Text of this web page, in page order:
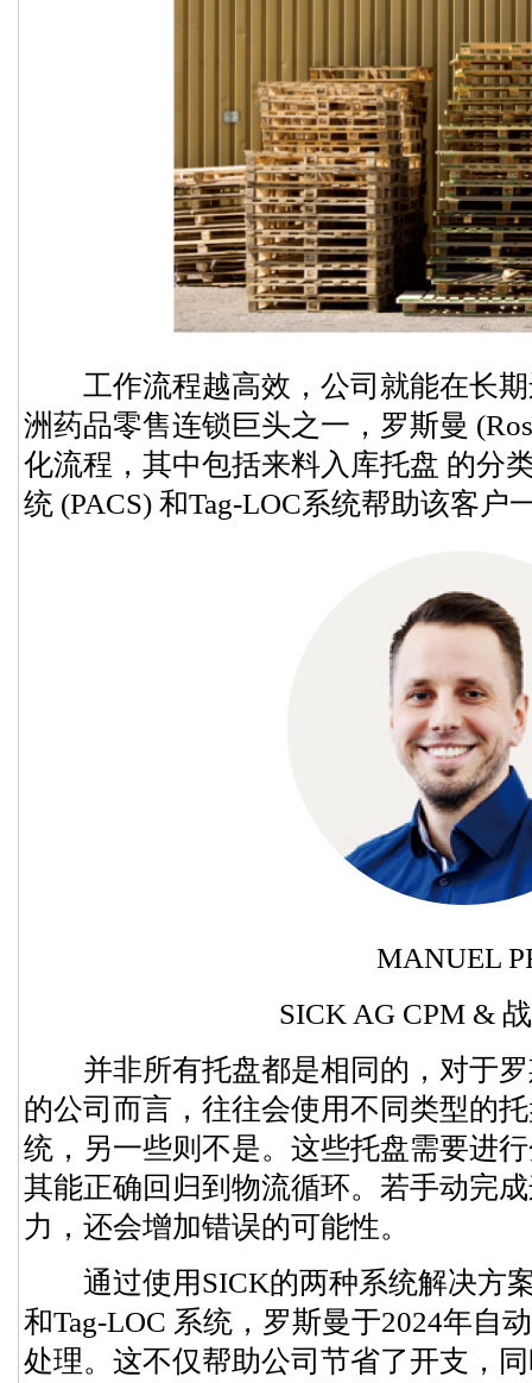
工作流程越高效，公司就能在长期
洲药品零售连锁巨头之一，罗斯曼
化流程，其中包括来料入库托盘 的分
统 (PACS) 和Tag-LOC系统帮助该客户
MANUEL
SICK AG CPM & 战
并非所有托盘都是相同的，对于罗
的公司而言，往往会使用不同类型的
统，另一些则不是。这些托盘需要进
其能正确回归到物流循环。若手动完
力，还会增加错误的可能性。
通过使用SICK的两种系统解决方案
和Tag-LOC 系统，罗斯曼于2024年自
处理。这不仅帮助公司节省了开支，